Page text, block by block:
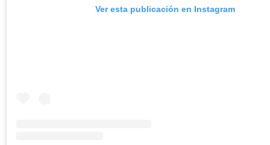
Ver esta publicación en Instagram